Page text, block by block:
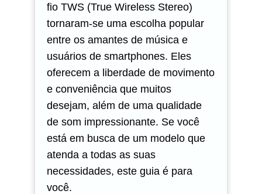
fio TWS (True Wireless Stereo)
tornaram-se uma escolha popular
entre os amantes de música e
usuários de smartphones. Eles
oferecem a liberdade de movimento
e conveniência que muitos
desejam, além de uma qualidade
de som impressionante. Se você
está em busca de um modelo que
atenda a todas as suas
necessidades, este guia é para
você.